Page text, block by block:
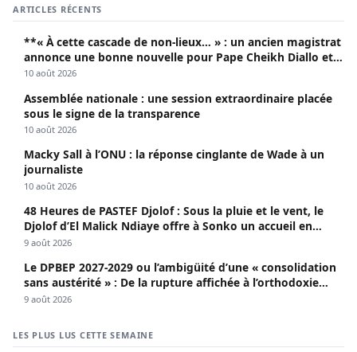
ARTICLES RÉCENTS
**« À cette cascade de non-lieux… » : un ancien magistrat
annonce une bonne nouvelle pour Pape Cheikh Diallo et
Cie**
10 août 2026
Assemblée nationale : une session extraordinaire placée
sous le signe de la transparence
10 août 2026
Macky Sall à l’ONU : la réponse cinglante de Wade à un
journaliste
10 août 2026
48 Heures de PASTEF Djolof : Sous la pluie et le vent, le
Djolof d’El Malick Ndiaye offre à Sonko un accueil en
apothéose
9 août 2026
Le DPBEP 2027-2029 ou l’ambigüité d’une « consolidation
sans austérité » : De la rupture affichée à l’orthodoxie
budgétaire, une analyse critique de la trajectoire
9 août 2026
LES PLUS LUS CETTE SEMAINE